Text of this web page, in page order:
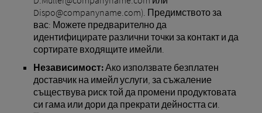
Dispo@companyname.com). Предимството за
вас: Можете предварително да
идентифицирате различни точки за контакт и да
сортирате входящите имейли.
Независимост:Ако използвате безплатен
доставчик на имейл услуги, за съжаление
съществува риск той да промени продуктовата
си гама или дори да прекрати дейността си.